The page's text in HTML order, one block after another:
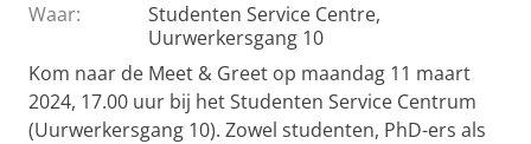
Waar:
Studenten Service Centre,
Uurwerkersgang 10
Kom naar de Meet & Greet op maandag 11 maart
2024, 17.00 uur bij het Studenten Service Centrum
(Uurwerkersgang 10). Zowel studenten, PhD-ers als